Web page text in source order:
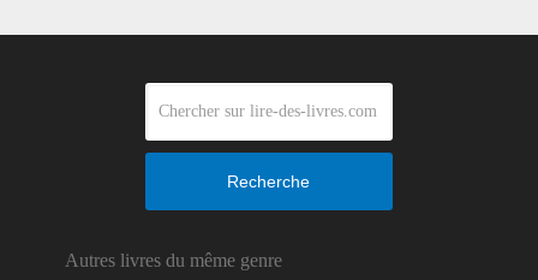
Recherche
Autres livres du même genre